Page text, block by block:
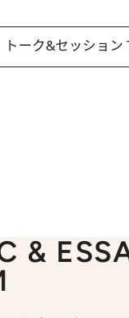
トーク&セッション
&